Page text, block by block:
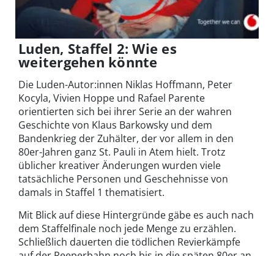
Luden, Staffel 2: Wie es
weitergehen könnte
Die Luden-Autor:innen Niklas Hoffmann, Peter
Kocyla, Vivien Hoppe und Rafael Parente
orientierten sich bei ihrer Serie an der wahren
Geschichte von Klaus Barkowsky und dem
Bandenkrieg der Zuhälter, der vor allem in den
80er-Jahren ganz St. Pauli in Atem hielt. Trotz
üblicher kreativer Änderungen wurden viele
tatsächliche Personen und Geschehnisse von
damals in Staffel 1 thematisiert.
Mit Blick auf diese Hintergründe gäbe es auch nach
dem Staffelfinale noch jede Menge zu erzählen.
Schließlich dauerten die tödlichen Revierkämpfe